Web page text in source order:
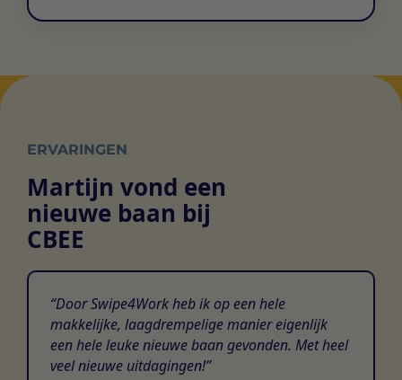
ERVARINGEN
Martijn vond een
nieuwe baan bij
CBEE
Door Swipe4Work heb ik op een hele
makkelijke, laagdrempelige manier eigenlijk
een hele leuke nieuwe baan gevonden. Met heel
veel nieuwe uitdagingen!